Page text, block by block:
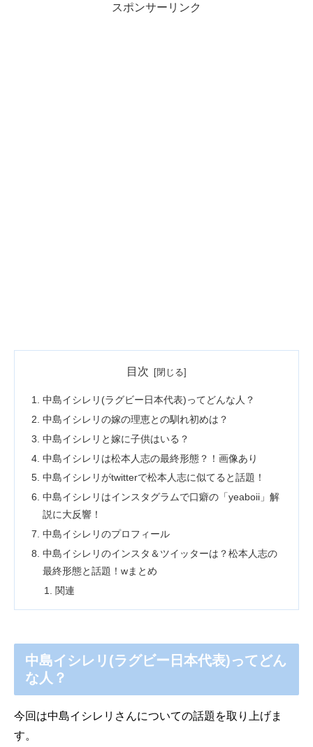
スポンサーリンク
目次
中島イシレリ(ラグビー日本代表)ってどんな人？
中島イシレリの嫁の理恵との馴れ初めは？
中島イシレリと嫁に子供はいる？
中島イシレリは松本人志の最終形態？！画像あり
中島イシレリがtwitterで松本人志に似てると話題！
中島イシレリはインスタグラムで口癖の「yeaboii」解
説に大反響！
中島イシレリのプロフィール
中島イシレリのインスタ＆ツイッターは？松本人志の
最終形態と話題！wまとめ
関連
中島イシレリ(ラグビー日本代表)ってどん
な人？
今回は中島イシレリさんについての話題を取り上げま
す。